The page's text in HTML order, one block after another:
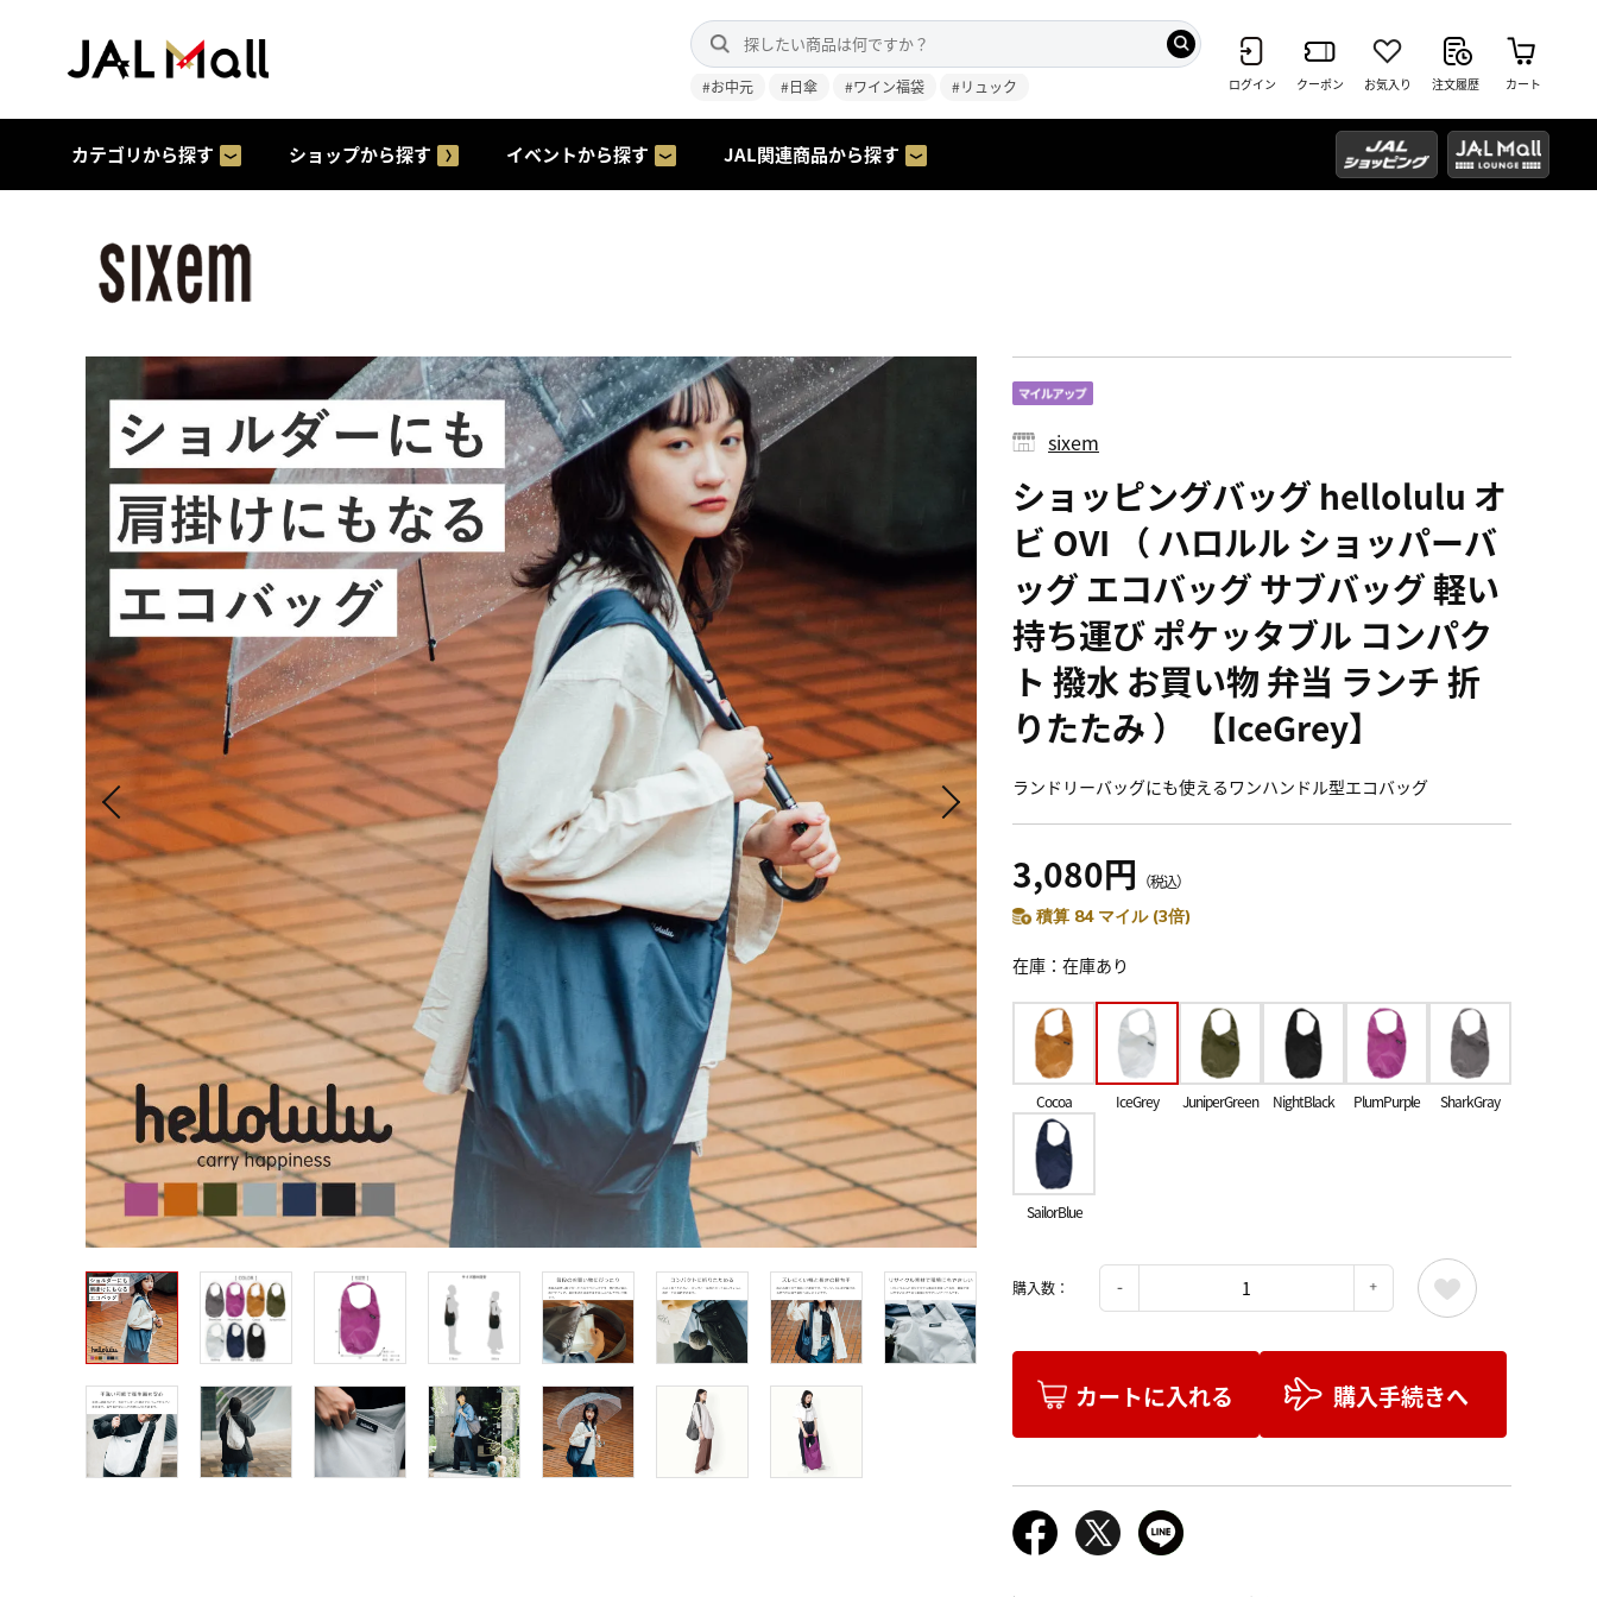
#お中元 #日傘 #ワイン福袋 #リュック ログイン クーポン お気入り 注文履歴 カート
カテゴリから探す ショップから探す イベントから探す JAL関連商品から探す
sixem
ショッピングバッグ hellolulu オ
ビ OVI （ ハロルル ショッパーバ
ッグ エコバッグ サブバッグ 軽い
持ち運び ポケッタブル コンパク
ト 撥水 お買い物 弁当 ランチ 折
りたたみ ） 【IceGrey】
ランドリーバッグにも使えるワンハンドル型エコバッグ
3,080円 （税込）
積算 84 マイル (3倍)
在庫 在庫あり
Cocoa IceGrey JuniperGreen NightBlack PlumPurple SharkGray
SailorBlue
購入数：
カートに入れる 購入手続きへ